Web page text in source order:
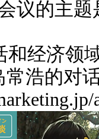
议的主
经济领
常浩的对